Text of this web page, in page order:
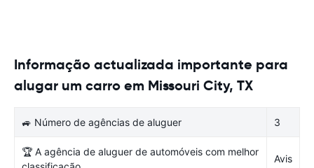
Informação actualizada importante para
alugar um carro em Missouri City, TX
🚙 Número de agências de aluguer 3
🏆 A agência de aluguer de automóveis com melhor
Avis